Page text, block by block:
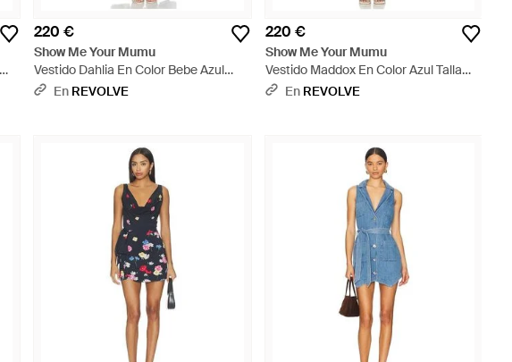
220 €
Show Me Your Mumu
Vestido Dahlia En Color Bebe Azul
Talla (También En S, Xs, M, Xl) - Blanco
En REVOLVE
220 €
Show Me Your Mumu
Vestido Maddox En Color Azul Talla
(También En Xs, S, M, Xl) - Azul
En REVOLVE